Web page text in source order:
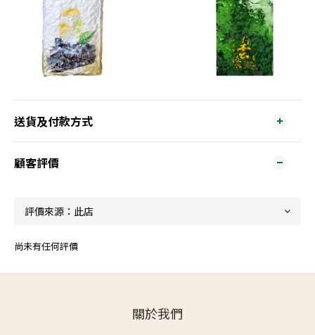
送貨及付款方式
顧客評價
尚未有任何評價
關於我們